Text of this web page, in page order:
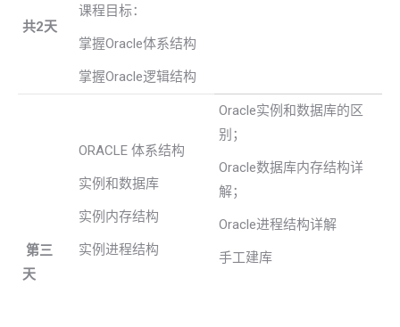
共2天
课程目标：
掌握Oracle体系结构
掌握Oracle逻辑结构
第三
天
ORACLE 体系结构
实例和数据库
实例内存结构
实例进程结构
Oracle实例和数据库的区
别；
Oracle数据库内存结构详
解；
Oracle进程结构详解
手工建库